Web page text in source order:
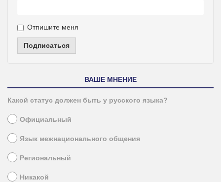
Отпишите меня
Подписаться
ВАШЕ МНЕНИЕ
Какой статус должен быть у русского языка?
Официальный
Язык межнационального общения
Региональный
Никакой